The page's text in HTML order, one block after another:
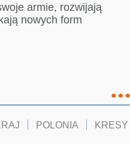
armie, rozwijają
nowych form
KRESY
POLONIA